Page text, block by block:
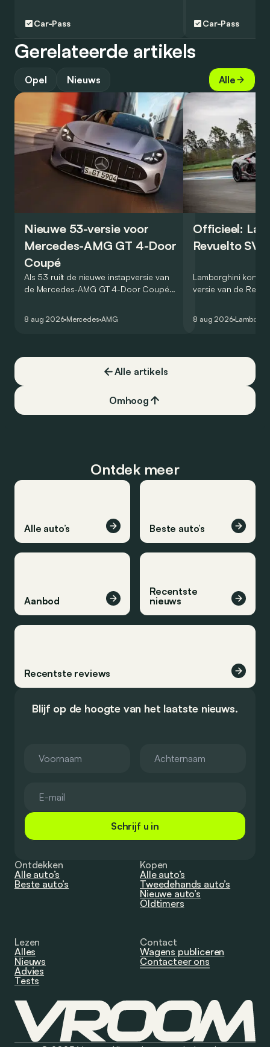
Car-Pass Car-Pass
Gerelateerde artikels
Opel Nieuws Alle
Nieuwe 53-versie voor
Mercedes-AMG GT 4-Door
Coupé
Als 53 ruilt de nieuwe instapversie van
de Mercedes-AMG GT 4-Door Coupé
8 aug 2026 Mercedes AMG
Officieel:
Revuelto SV
Lamborghini
versie van de
een record voor
8 aug 2026
Alle artikels
Omhoog
Ontdek meer
Alle auto’s Beste auto’s
Aanbod
Recentste
nieuws
Recentste reviews
Blijf op de hoogte van het laatste nieuws.
Schrijf u in
Ontdekken
Alle auto’s
Beste auto’s
Kopen
Alle auto’s
Tweedehands auto’s
Nieuwe auto’s
Oldtimers
Lezen
Alles
Nieuws
Advies
Tests
Contact
Wagens publiceren
Contacteer ons